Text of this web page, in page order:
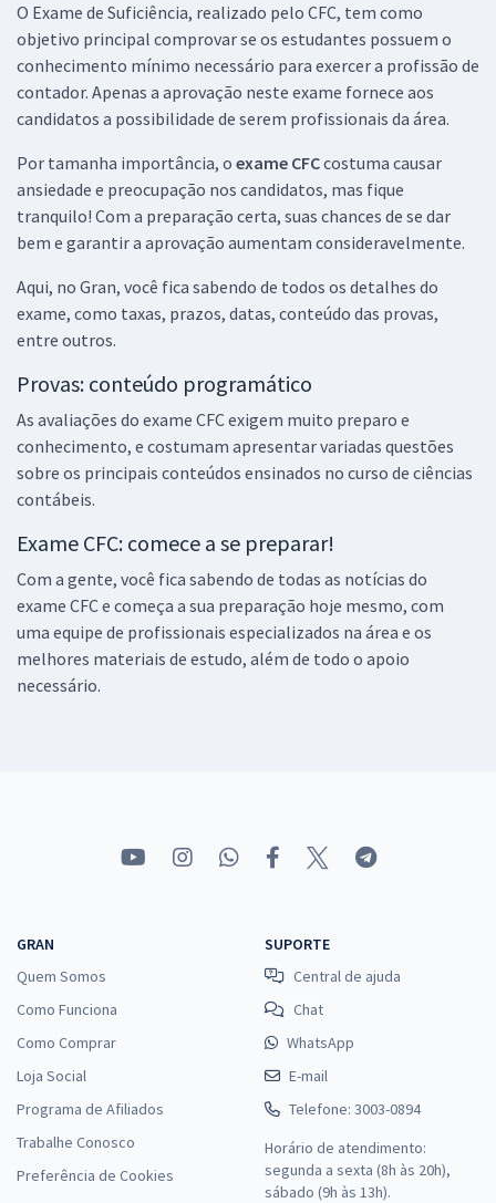
O Exame de Suficiência, realizado pelo CFC, tem como
objetivo principal comprovar se os estudantes possuem o
conhecimento mínimo necessário para exercer a profissão de
contador. Apenas a aprovação neste exame fornece aos
candidatos a possibilidade de serem profissionais da área.
Por tamanha importância, o exame CFCcostuma causar
ansiedade e preocupação nos candidatos, mas fique
tranquilo! Com a preparação certa, suas chances de se dar
bem e garantir a aprovação aumentam consideravelmente.
Aqui, no Gran, você fica sabendo de todos os detalhes do
exame, como taxas, prazos, datas, conteúdo das provas,
entre outros.
Provas: conteúdo programático
As avaliações do exame CFC exigem muito preparo e
conhecimento, e costumam apresentar variadas questões
sobre os principais conteúdos ensinados no curso de ciências
contábeis.
Exame CFC: comece a se preparar!
Com a gente, você fica sabendo de todas as notícias do
exame CFC e começa a sua preparação hoje mesmo, com
uma equipe de profissionais especializados na área e os
melhores materiais de estudo, além de todo o apoio
necessário.
GRAN
Quem Somos
Como Funciona
Como Comprar
Loja Social
Programa de Afiliados
Trabalhe Conosco
Preferência de Cookies
SUPORTE
Central de ajuda
Chat
WhatsApp
E-mail
Telefone: 3003-0894
Horário de atendimento:
segunda a sexta (8h às 20h),
sábado (9h às 13h).